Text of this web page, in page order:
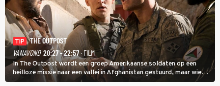
TIP
THE OUTPOST
VANAVOND 20:27 - 22:57· FILM
In The Outpost wordt een groep Amerikaanse soldaten op een
heilloze missie naar een vallei in Afghanistan gestuurd, maar wie
overleeft daar een aanval?